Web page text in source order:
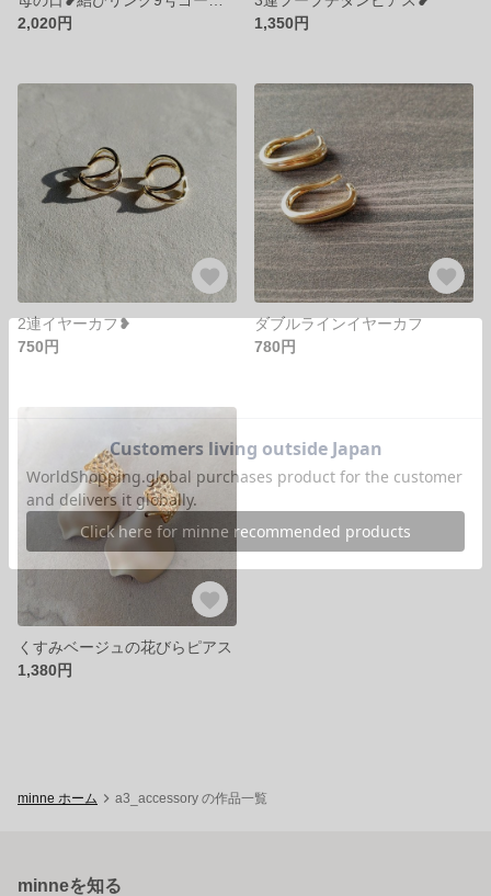
2,020円
1,350円
2連イヤーカフ❥
750円
ダブルラインイヤーカフ
780円
くすみベージュの花びらピアス
1,380円
minne ホーム a3_accessory の作品一覧
minneを知る